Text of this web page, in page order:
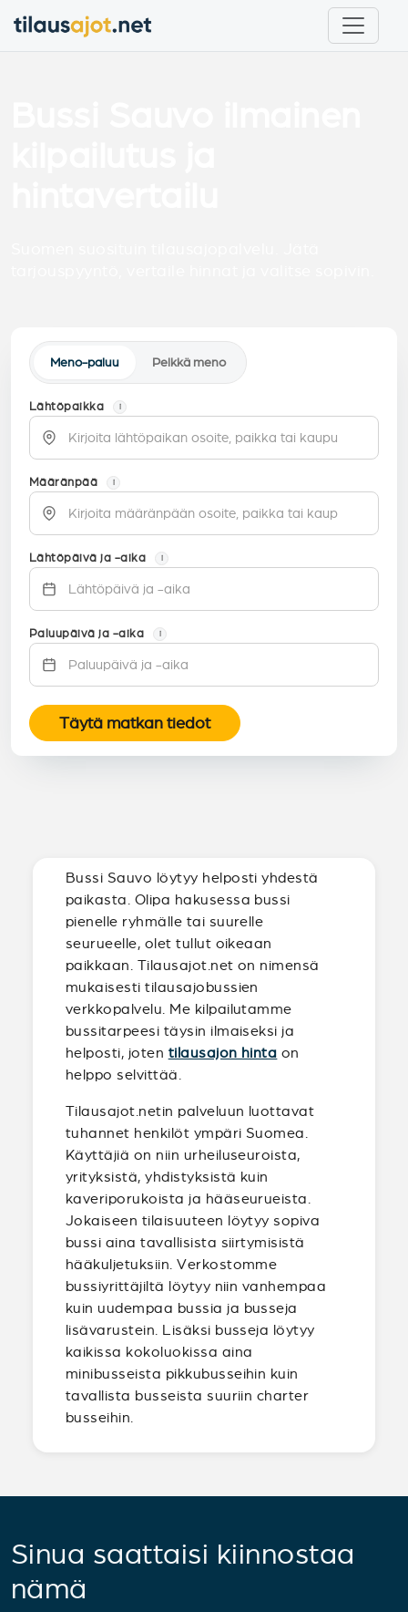
Meno-paluu Pelkkä meno
Lähtöpaikka i
Määränpää i
Lähtöpäivä ja -aika i
Paluupäivä ja -aika i
Täytä matkan tiedot
Bussi Sauvo löytyy helposti yhdestä
paikasta. Olipa hakusessa bussi
pienelle ryhmälle tai suurelle
seurueelle, olet tullut oikeaan
paikkaan. Tilausajot.net on nimensä
mukaisesti tilausajobussien
verkkopalvelu. Me kilpailutamme
bussitarpeesi täysin ilmaiseksi ja
helposti, joten tilausajon hinta on
helppo selvittää.
Tilausajot.netin palveluun luottavat
tuhannet henkilöt ympäri Suomea.
Käyttäjiä on niin urheiluseuroista,
yrityksistä, yhdistyksistä kuin
kaveriporukoista ja hääseurueista.
Jokaiseen tilaisuuteen löytyy sopiva
bussi aina tavallisista siirtymisistä
hääkuljetuksiin. Verkostomme
bussiyrittäjiltä löytyy niin vanhempaa
kuin uudempaa bussia ja busseja
lisävarustein. Lisäksi busseja löytyy
kaikissa kokoluokissa aina
minibusseista pikkubusseihin kuin
tavallista busseista suuriin charter
busseihin.
Sinua saattaisi kiinnostaa
nämä